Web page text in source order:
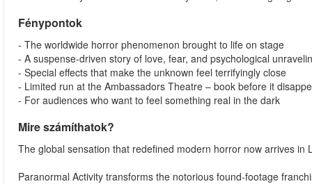
Fénypontok
- The worldwide horror phenomenon brought to life on stage
- A suspense-driven story of love, fear, and psychological
- Special effects that make the unknown feel terrifyingly close
- Limited run at the Ambassadors Theatre – book before it
- For audiences who want to feel something real in the dark
Mire számíthatok?
The global sensation that redefined modern horror now arrives
Paranormal Activity transforms the notorious found-footage